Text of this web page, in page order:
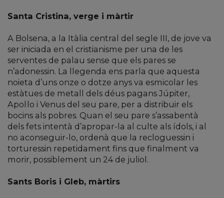
Santa Cristina, verge i màrtir
A Bolsena, a la Itàlia central del segle III, de jove va
ser iniciada en el cristianisme per una de les
serventes de palau sense que els pares se
n’adonessin. La llegenda ens parla que aquesta
noieta d’uns onze o dotze anys va esmicolar les
estàtues de metall dels déus pagans Júpiter,
Apol·lo i Venus del seu pare, per a distribuir els
bocins als pobres. Quan el seu pare s’assabentà
dels fets intentà d’apropar-la al culte als ídols, i al
no aconseguir-lo, ordenà que la recloguessin i
torturessin repetidament fins que finalment va
morir, possiblement un 24 de juliol.
Sants Boris i Gleb, màrtirs